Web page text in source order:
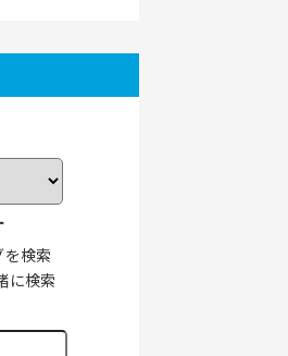
を検索
に検索